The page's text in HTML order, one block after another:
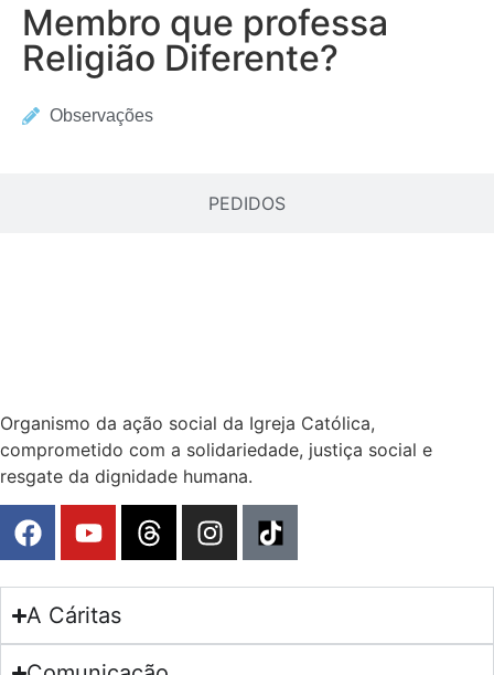
PEDIDOS
Membro que professa
Religião Diferente?
Observações
Organismo da ação social da Igreja Católica,
comprometido com a solidariedade, justiça social e
resgate da dignidade humana.
A Cáritas